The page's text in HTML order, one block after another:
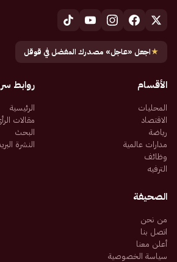
★اجعل «عاجل» مصدرك المفضل في قوقل
الأقسام
المحليات
الاقتصاد
رياضة
مدارات عالمية
وظائف
الترفيه
روابط
الرئيسية
مقالات
البحث
النشرة
الصحيفة
من نحن
اتصل بنا
أعلن معنا
سياسة الخصوصية